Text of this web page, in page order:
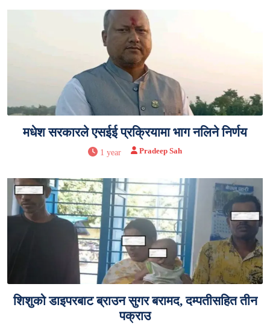
मधेश सरकारले एसईई प्रक्रियामा भाग नलिने निर्णय
1 year Pradeep Sah
शिशुको डाइपरबाट ब्राउन सुगर बरामद, दम्पतीसहित तीन
पक्राउ